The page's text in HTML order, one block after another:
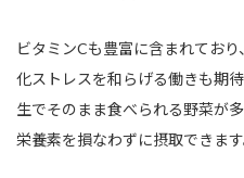
ビタミンCも豊富に含まれてお
化ストレスを和らげる働きも期待
生でそのまま食べられる野菜が
栄養素を損なわずに摂取できます